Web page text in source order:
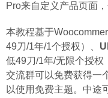
Pro来自定义产品页面
本教程基于
49刀/1年/1个授权）、
低49刀/1年/无限个授权
交流群可以免费获得一
以使用免费主题。中途